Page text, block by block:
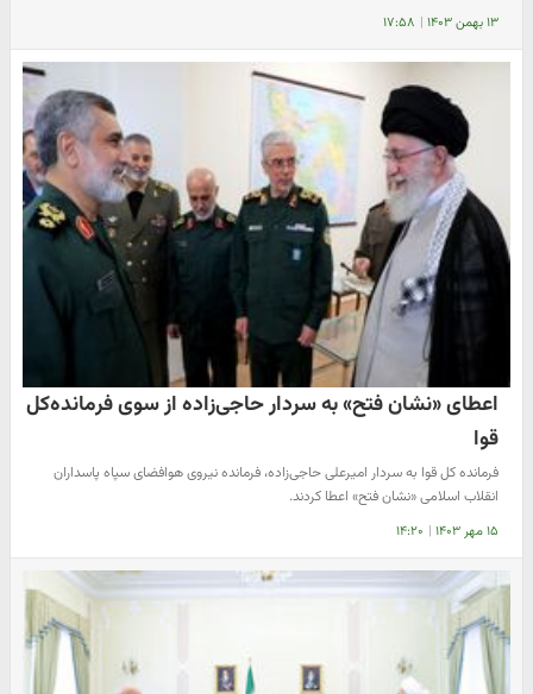
۱۳ بهمن ۱۴۰۳ | ۱۷:۵۸
اعطای «نشان فتح» به سردار حاجی‌زاده از سوی فرمانده‌کل
قوا
فرمانده کل قوا به سردار امیرعلی حاجی‌زاده، فرمانده نیروی هوافضای سپاه پاسداران
انقلاب اسلامی «نشان فتح» اعطا کردند.
۱۵ مهر ۱۴۰۳ | ۱۴:۲۰